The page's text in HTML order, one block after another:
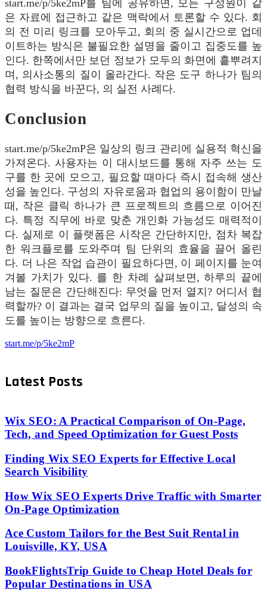
start.me/p/5ke2mP를 팀에 공유하면, 모든 구성원이 같
은 자료에 접근하고 같은 맥락에서 토론할 수 있다. 회
의 전 미리 링크를 모아두고, 회의 중 실시간으로 업데
이트하는 방식은 불필요한 설명을 줄이고 집중도를 높
인다. 한쪽에서만 보던 정보가 모두의 화면에 흩뿌려지
며, 의사소통의 질이 올라간다. 작은 도구 하나가 팀의
협력 방식을 바꾼다, 의 실전 사례다.
Conclusion
start.me/p/5ke2mP은 일상의 링크 관리에 실용적 혁신을
가져온다. 사용자는 이 대시보드를 통해 자주 쓰는 도
구를 한 곳에 모으고, 필요할 때마다 즉시 접속해 생산
성을 높인다. 구성의 자유로움과 협업의 용이함이 만날
때, 작은 클릭 하나가 큰 프로젝트의 흐름으로 이어진
다. 특정 직무에 바로 맞춘 개인화 가능성도 매력적이
다. 실제로 이 플랫폼은 시작은 간단하지만, 점차 복잡
한 워크플로를 도와주며 팀 단위의 효율을 끌어 올린
다. 더 나은 작업 습관이 필요하다면, 이 페이지를 눈여
겨볼 가치가 있다. 를 한 차례 살펴보면, 하루의 끝에
남는 질문은 간단해진다: 무엇을 먼저 열지? 어디서 협
력할까? 이 결과는 결국 업무의 질을 높이고, 달성의 속
도를 높이는 방향으로 흐른다.
start.me/p/5ke2mP
Latest Posts
Wix SEO: A Practical Comparison of On-Page,
Tech, and Speed Optimization for Guest Posts
Finding Wix SEO Experts for Effective Local
Search Visibility
How Wix SEO Experts Drive Traffic with Smarter
On-Page Optimization
Ace Custom Tailors for the Best Suit Rental in
Louisville, KY, USA
BookFlightsTrip Guide to Cheap Hotel Deals for
Popular Destinations in USA